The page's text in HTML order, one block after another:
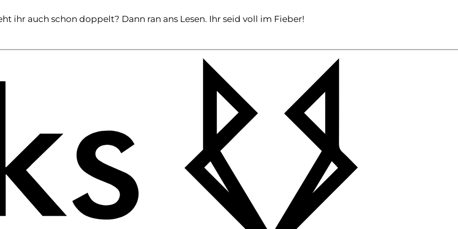
ihr auch schon doppelt? Dann ran ans Lesen. Ihr seid voll im Fieber!